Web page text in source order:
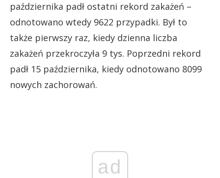
października padł ostatni rekord zakażeń –
odnotowano wtedy 9622 przypadki. Był to
także pierwszy raz, kiedy dzienna liczba
zakażeń przekroczyła 9 tys. Poprzedni rekord
padł 15 października, kiedy odnotowano 8099
nowych zachorowań.
ad